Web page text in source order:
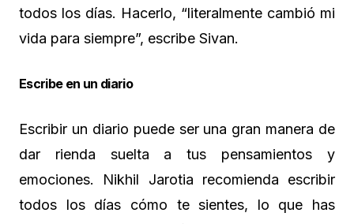
todos los días. Hacerlo, “literalmente cambió mi
vida para siempre”, escribe Sivan.
Escribe en un diario
Escribir un diario puede ser una gran manera de
dar rienda suelta a tus pensamientos y
emociones. Nikhil Jarotia recomienda escribir
todos los días cómo te sientes, lo que has